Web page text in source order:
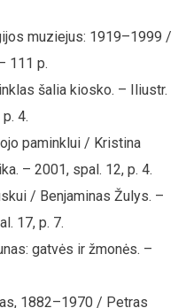
muziejus: 1919–1999 /
111 p.
šalia kiosko. – Iliustr.
4.
paminklui / Kristina
– 2001, spal. 12, p. 4.
/ Benjaminas Žulys. –
17, p. 7.
gatvės ir žmonės. –
1882–1970 / Petras